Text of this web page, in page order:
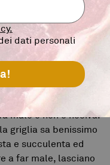
si cuoce.
dalla combustione i
salute, che sono
creano sulla carne
carne bruciata è
grigliata
male e non è nociva.
griglia sa benissimo
e succulenta ed
a far male, lasciano
dati personali